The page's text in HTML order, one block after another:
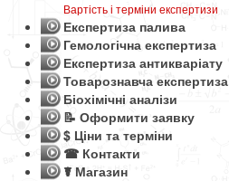
Вартість і терміни експертизи
Експертиза палива
Гемологічна експертиза
Експертиза антикваріату
Товарознавча експертиза
Біохімічні аналізи
📝 Оформити заявку
$ Ціни та терміни
☎ Контакти
☤ Магазин